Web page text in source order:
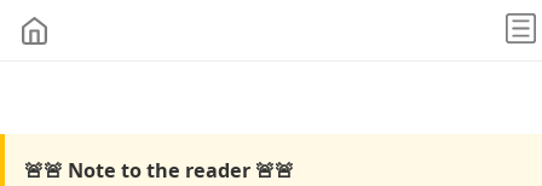
🚨🚨 Note to the reader 🚨🚨